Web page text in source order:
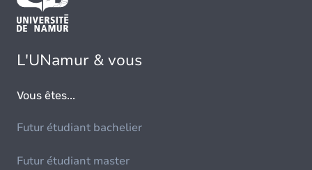
L'UNamur & vous
Vous êtes...
Futur étudiant bachelier
Futur étudiant master